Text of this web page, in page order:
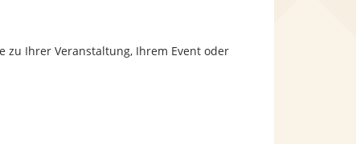
zu Ihrer Veranstaltung, Ihrem Event oder